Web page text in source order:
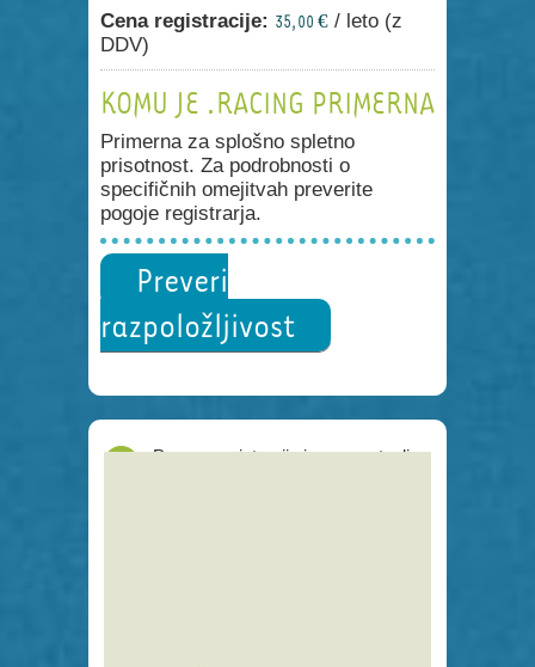
Cena registracije: 35,00 € / leto (z
DDV)
KOMU JE .RACING PRIMERNA
Primerna za splošno spletno
prisotnost. Za podrobnosti o
specifičnih omejitvah preverite
pogoje registrarja.
Preveri
razpoložljivost
Proces registracije je poenostavljen